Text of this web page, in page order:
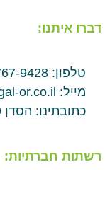
דברו איתנו:
טלפון: 074-767-9428
מייל: office@gal-or.co.il
כתובתינו: הסדן 9, אזור התעשיה חולון
רשתות חברתיות: